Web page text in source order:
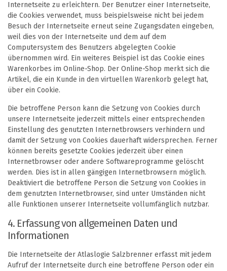
Internetseite zu erleichtern. Der Benutzer einer Internetseite,
die Cookies verwendet, muss beispielsweise nicht bei jedem
Besuch der Internetseite erneut seine Zugangsdaten eingeben,
weil dies von der Internetseite und dem auf dem
Computersystem des Benutzers abgelegten Cookie
übernommen wird. Ein weiteres Beispiel ist das Cookie eines
Warenkorbes im Online-Shop. Der Online-Shop merkt sich die
Artikel, die ein Kunde in den virtuellen Warenkorb gelegt hat,
über ein Cookie.
Die betroffene Person kann die Setzung von Cookies durch
unsere Internetseite jederzeit mittels einer entsprechenden
Einstellung des genutzten Internetbrowsers verhindern und
damit der Setzung von Cookies dauerhaft widersprechen. Ferner
können bereits gesetzte Cookies jederzeit über einen
Internetbrowser oder andere Softwareprogramme gelöscht
werden. Dies ist in allen gängigen Internetbrowsern möglich.
Deaktiviert die betroffene Person die Setzung von Cookies in
dem genutzten Internetbrowser, sind unter Umständen nicht
alle Funktionen unserer Internetseite vollumfänglich nutzbar.
4. Erfassung von allgemeinen Daten und
Informationen
Die Internetseite der Atlaslogie Salzbrenner erfasst mit jedem
Aufruf der Internetseite durch eine betroffene Person oder ein